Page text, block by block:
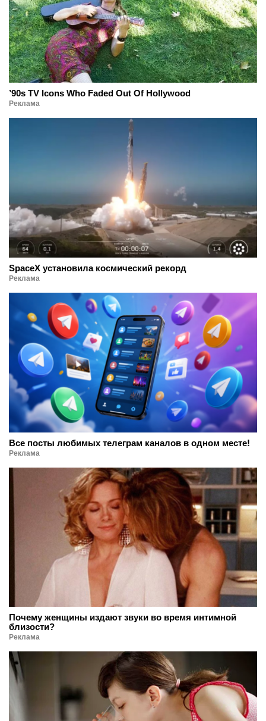
’90s TV Icons Who Faded Out Of Hollywood
Реклама
SpaceX установила космический рекорд
Реклама
Все посты любимых телеграм каналов в одном месте!
Реклама
Почему женщины издают звуки во время интимной
близости?
Реклама